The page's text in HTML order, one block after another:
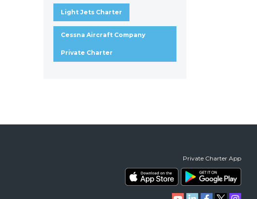
Light Jets Charter
Cessna Aircraft Company
Private Charter
Private Charter App